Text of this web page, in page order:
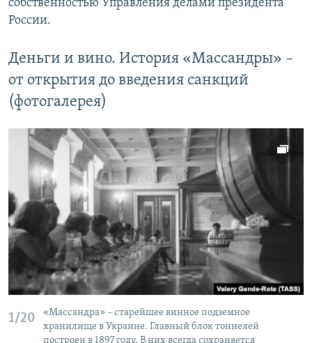
собственностью Управления делами президента
России.
Деньги и вино. История «Массандры» –
от открытия до введения санкций
(фотогалерея)
1/20
«Массандра» – старейшее винное подземное
хранилище в Украине. Главный блок тоннелей
построен в 1897 году. В них всегда сохраняется